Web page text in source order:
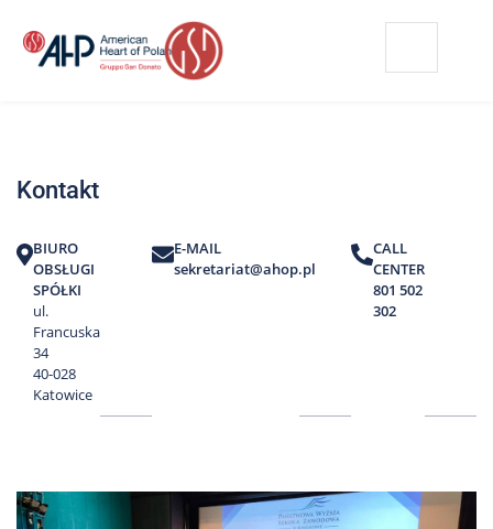
treści
Strefa
Edukacja
Pacjenta
O
nas
Marki
Nas
Kontakt
BIURO
OBSŁUGI
SPÓŁKI
ul.
Francuska
34
40-028
Katowice
E-MAIL
sekretariat@ahop.pl
CALL
CENTER
801 502
302